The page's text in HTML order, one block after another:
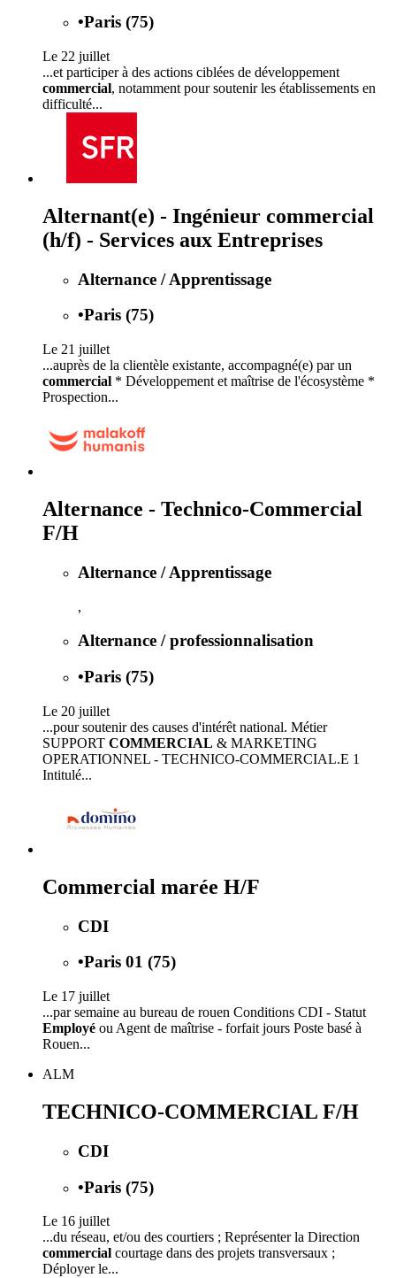
•Paris (75)
Le 22 juillet
...et participer à des actions ciblées de développement
commercial, notamment pour soutenir les établissements en
difficulté...
Alternant(e) - Ingénieur commercial
(h/f) - Services aux Entreprises
Alternance / Apprentissage
•Paris (75)
Le 21 juillet
...auprès de la clientèle existante, accompagné(e) par un
commercial * Développement et maîtrise de l'écosystème *
Prospection...
Alternance - Technico-Commercial
F/H
Alternance / Apprentissage
,
Alternance / professionnalisation
•Paris (75)
Le 20 juillet
...pour soutenir des causes d'intérêt national. Métier
SUPPORT COMMERCIAL & MARKETING
OPERATIONNEL - TECHNICO-COMMERCIAL.E 1
Intitulé...
Commercial marée H/F
CDI
•Paris 01 (75)
Le 17 juillet
...par semaine au bureau de rouen Conditions CDI - Statut
Employé ou Agent de maîtrise - forfait jours Poste basé à
Rouen...
ALM
TECHNICO-COMMERCIAL F/H
CDI
•Paris (75)
Le 16 juillet
...du réseau, et/ou des courtiers ; Représenter la Direction
commercial courtage dans des projets transversaux ;
Déployer le...